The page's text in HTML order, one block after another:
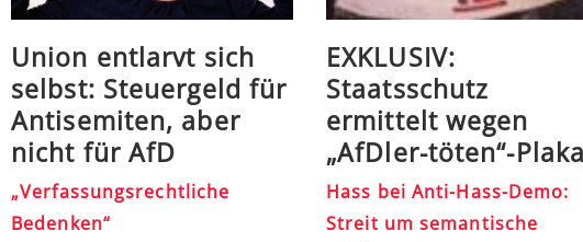
Union entlarvt sich
selbst: Steuergeld für
Antisemiten, aber
nicht für AfD
„Verfassungsrechtliche
Bedenken“
EXKLUSIV:
Staatsschutz
ermittelt wegen
„AfDler-töten“-
Hass bei Anti-Hass-Demo:
Streit um semantische